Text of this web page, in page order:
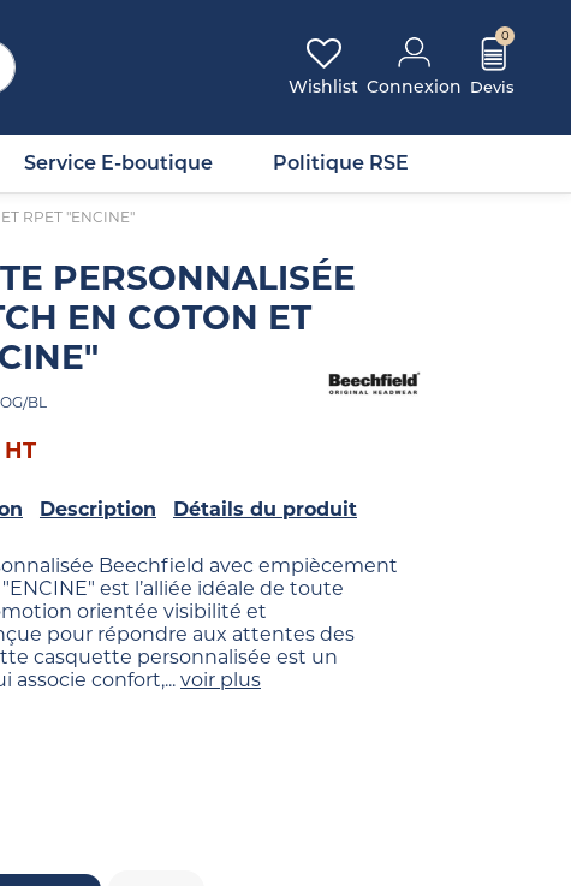
Connexion
Wishlist
0
Service E-boutique Politique RSE
RPET "ENCINE"
PERSONNALISÉE
EN COTON ET
BL
HT
Description Détails du produit
Beechfield avec empiècement
est l’alliée idéale de toute
orientée visibilité et
pour répondre aux attentes des
casquette personnalisée est un
associe confort,... voir plus